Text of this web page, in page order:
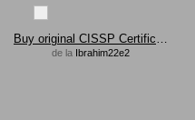
Buy original CISSP Certification in Brazil, USA
de la Ibrahim22e2